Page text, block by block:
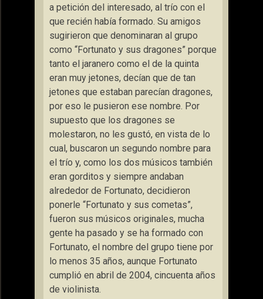
a petición del interesado, al trío con el
que recién había formado. Su amigos
sugirieron que denominaran al grupo
como “Fortunato y sus dragones” porque
tanto el jaranero como el de la quinta
eran muy jetones, decían que de tan
jetones que estaban parecían dragones,
por eso le pusieron ese nombre. Por
supuesto que los dragones se
molestaron, no les gustó, en vista de lo
cual, buscaron un segundo nombre para
el trío y, como los dos músicos también
eran gorditos y siempre andaban
alrededor de Fortunato, decidieron
ponerle “Fortunato y sus cometas”,
fueron sus músicos originales, mucha
gente ha pasado y se ha formado con
Fortunato, el nombre del grupo tiene por
lo menos 35 años, aunque Fortunato
cumplió en abril de 2004, cincuenta años
de violinista.